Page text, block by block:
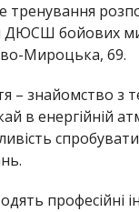
тренування
ДЮСШ бойових
Мироцька, 69.
– знайомство з
в енергійній
спробувати
професійні